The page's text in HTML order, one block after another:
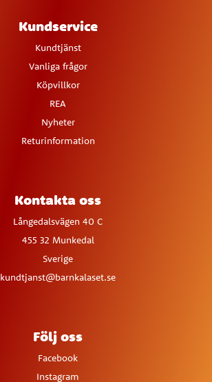
Kundservice
Kundtjänst
Vanliga frågor
Köpvillkor
REA
Nyheter
Returinformation
Kontakta oss
Långedalsvägen 40 C
455 32 Munkedal
Sverige
kundtjanst@barnkalaset.se
Följ oss
Facebook
Instagram